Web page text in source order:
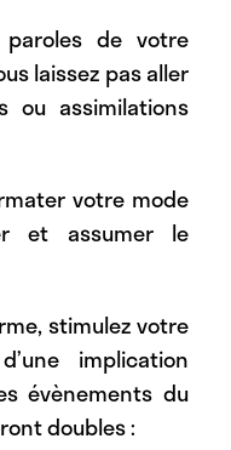
de votre
laissez pas aller
ou assimilations
votre mode
et assumer le
stimulez votre
implication
évènements du
doubles :